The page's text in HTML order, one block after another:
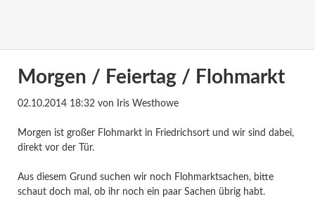
Morgen / Feiertag / Flohmarkt
02.10.2014 18:32von Iris Westhowe
Morgen ist großer Flohmarkt in Friedrichsort und wir sind dabei,
direkt vor der Tür.
Aus diesem Grund suchen wir noch Flohmarktsachen, bitte
schaut doch mal, ob ihr noch ein paar Sachen übrig habt.